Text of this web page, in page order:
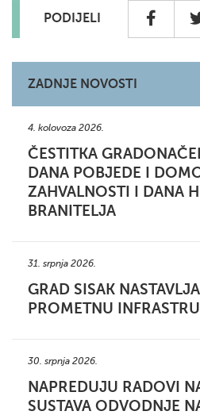
PODIJELI
ZADNJE NOVOSTI
4. kolovoza 2026.
ČESTITKA
DANA POBJEDE I
ZAHVALNOSTI I DANA
BRANITELJA
31. srpnja 2026.
GRAD SISAK
PROMETNU
30. srpnja 2026.
NAPREDUJU RADOVI
SUSTAVA ODVODNJE